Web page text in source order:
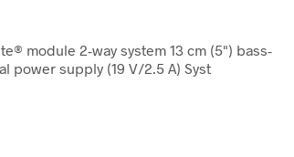
module 2-way system 13 cm (5") bass-
power supply (19 V/2.5 A) Syst